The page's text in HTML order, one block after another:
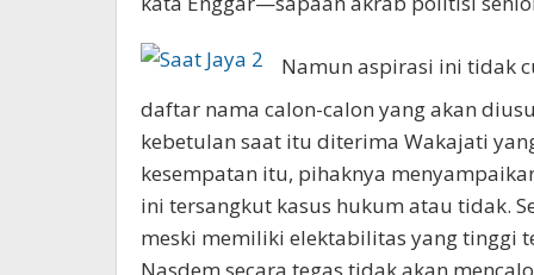
Namun aspirasi ini tidak
daftar nama calon-calon yang akan
kebetulan saat itu diterima Wakajati
kesempatan itu, pihaknya
ini tersangkut kasus hukum atau tidak.
meski memiliki elektabilitas yang tinggi